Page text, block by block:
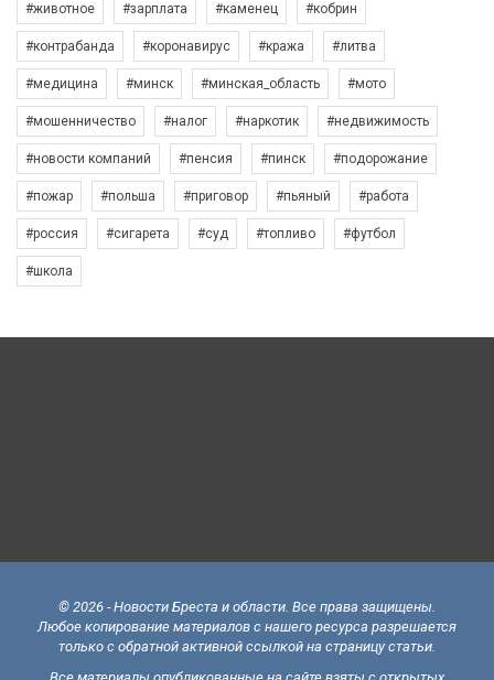
#животное #зарплата #каменец #кобрин
#контрабанда #коронавирус #кража #литва
#медицина #минск #минская_область #мото
#мошенничество #налог #наркотик #недвижимость
#новости компаний #пенсия #пинск #подорожание
#пожар #польша #приговор #пьяный #работа
#россия #сигарета #суд #топливо #футбол
#школа
© 2026 - Новости Бреста и области. Все права защищены.
Любое копирование материалов с нашего ресурса разрешается
только с обратной активной ссылкой на страницу статьи.